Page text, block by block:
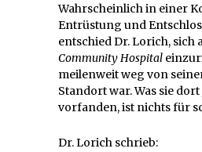
Wahrscheinlich in einer
Entrüstung und
entschied Dr. Lorich, sich
Community Hospital
meilenweit weg von
Standort war. Was sie
vorfanden, ist nichts für
Dr. Lorich schrieb: